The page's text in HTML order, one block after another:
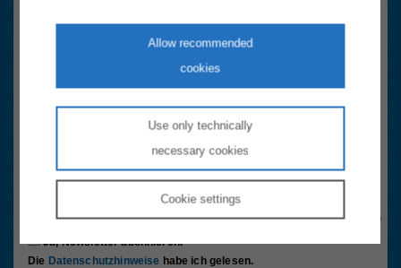
Allow recommended
cookies
Use only technically
necessary cookies
Cookie settings
Konsument:innen Newsletter
im Jahr die wichtigsten Neuigkeiten rund um das Thema Energie in
Anti-Roboter-Verifizierung
Hier klicken
FriendlyCaptcha ⇗
Ja, Newsletter abonnieren.
Die Datenschutzhinweise habe ich gelesen.